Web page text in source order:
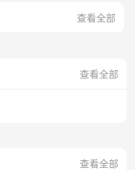
查看全部
查看全部
查看全部